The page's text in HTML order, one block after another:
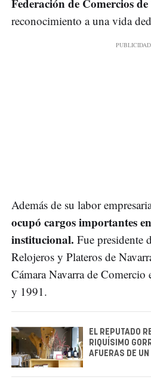
Federación de Comercios
reconocimiento a una vida
Además de su labor
ocupó cargos importantes
institucional. Fue presidente
Relojeros y Plateros de
Cámara Navarra de
y 1991.
EL REPUTADO
RIQUÍSIMO
AFUERAS DE